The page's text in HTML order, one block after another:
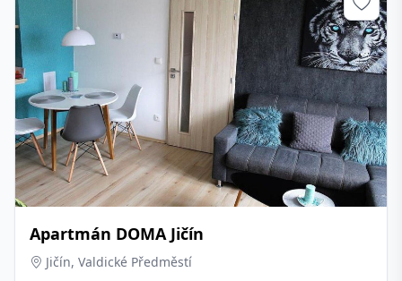
Apartmán DOMA Jičín
Jičín, Valdické Předměstí